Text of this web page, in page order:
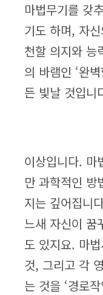
마법무기를 갖
기도 하며, 자
천할 의지와 능
의 바램인 ‘완
든 빛날 것입니
이상입니다. 마
만 과학적인 방
지는 깊어집니
느새 자신이 꿈
도 있지요. 마
것, 그리고 각
는 것을 ‘경로